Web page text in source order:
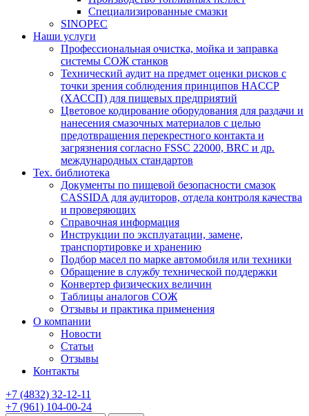
Специализированные смазки
SINOPEC
Наши услуги
Профессиональная очистка, мойка и заправка
системы СОЖ станков
Технический аудит на предмет оценки рисков с
точки зрения соблюдения принципов HACCP
(ХАССП) для пищевых предприятий
Цветовое кодирование оборудования для раздачи и
нанесения смазочных материалов с целью
предотвращения перекрестного контакта и
загрязнения согласно FSSC 22000, BRC и др.
международных стандартов
Тех. библиотека
Документы по пищевой безопасности смазок
CASSIDA для аудиторов, отдела контроля качества
и проверяющих
Справочная информация
Инструкции по эксплуатации, замене,
транспортировке и хранению
Подбор масел по марке автомобиля или техники
Обращение в службу технической поддержки
Конвертер физических величин
Таблицы аналогов СОЖ
Отзывы и практика применения
О компании
Новости
Статьи
Отзывы
Контакты
+7 (4832) 32-12-11
+7 (961) 104-00-24